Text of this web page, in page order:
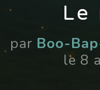
Le
par Boo-
le 8